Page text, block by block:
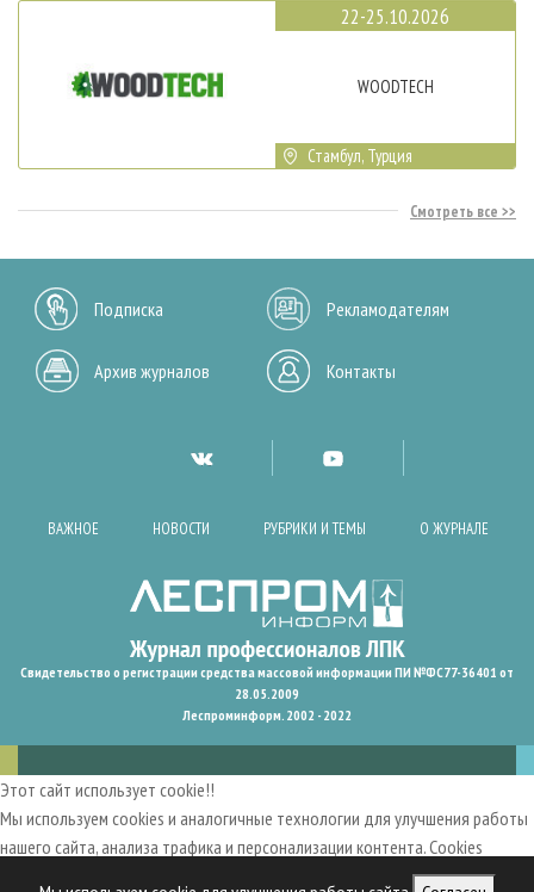
22-25.10.2026
WOODTECH
Стамбул, Турция
Смотреть все
Подписка Рекламодателям
Архив журналов Контакты
ВАЖНОЕ НОВОСТИ РУБРИКИ И ТЕМЫ О ЖУРНАЛЕ
Свидетельство о регистрации средства массовой информации ПИ №ФС77-36401 от
28.05.2009
Леспроминформ. 2002 - 2022
Этот сайт использует cookie!!
Мы используем cookies и аналогичные технологии для улучшения работы
нашего сайта, анализа трафика и персонализации контента. Cookies